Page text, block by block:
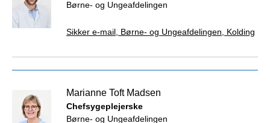
Børne- og Ungeafdelingen
Sikker e-mail, Børne- og Ungeafdelingen, Kolding
Marianne Toft Madsen
Chefsygeplejerske
Børne- og Ungeafdelingen